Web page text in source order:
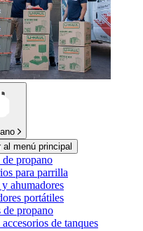
al menú principal
de propano
para parrilla
ahumadores
portátiles
de propano
de tanques